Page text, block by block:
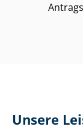
Unsere